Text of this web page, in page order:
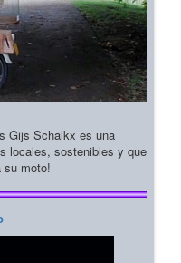
Gijs Schalkx es una
locales, sostenibles y que
su moto!